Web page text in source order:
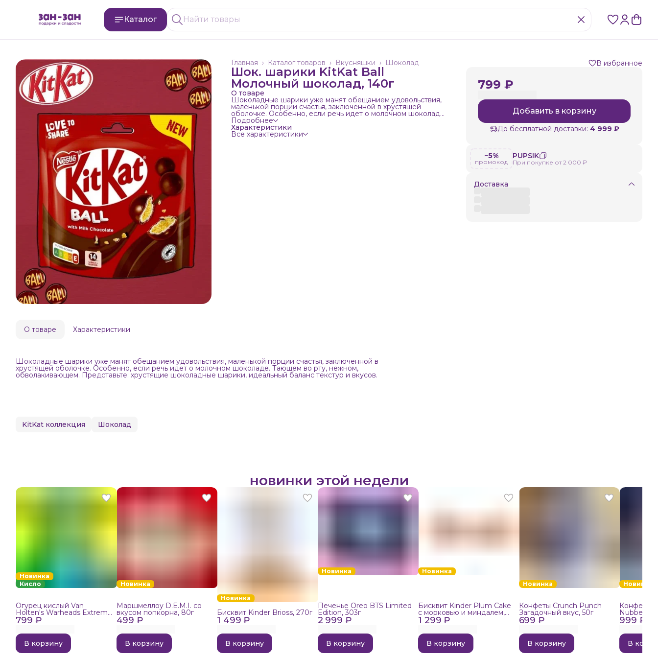
Каталог
Шоколад
Вкусняшки ›
Каталог товаров ›
Главная ›
Шок. шарики KitKat Ball
Молочный шоколад, 140г
О товаре
Шоколадные шарики уже манят обещанием удовольствия,
маленькой порции счастья, заключенной в хрустящей
оболочке. Особенно, если речь идет о молочном шоколаде.
Тающем во рту, нежном, обволакивающем. Представьте:
хрустящие шоколадные шарики, идеальный баланс текстур
и вкусов.
Подробнее
Характеристики
Все характеристики
В избранное
799 ₽
Добавить в корзину
До бесплатной доставки: 4 999 ₽
−5%
промокод
PUPSIK
При покупке от 2 000 ₽
Доставка
О товаре Характеристики
Шоколадные шарики уже манят обещанием удовольствия, маленькой порции счастья, заключенной в
хрустящей оболочке. Особенно, если речь идет о молочном шоколаде. Тающем во рту, нежном,
обволакивающем. Представьте: хрустящие шоколадные шарики, идеальный баланс текстур и вкусов.
KitKat коллекция Шоколад
новинки этой недели
Новинка
Кисло
799 ₽
Огурец кислый Van
Holten's Warheads Extreme
Sour, 140г
В корзину
Новинка
499 ₽
Маршмеллоу D.E.M.I. со
вкусом попкорна, 80г
В корзину
Новинка
1 499 ₽
Бисквит Kinder Brioss, 270г
В корзину
Новинка
2 999 ₽
Печенье Oreo BTS Limited
Edition, 303г
В корзину
Новинка
1 299 ₽
Бисквит Kinder Plum Cake
с морковью и миндалем,
192г
В корзину
Новинка
699 ₽
Конфеты Crunch Punch
Загадочный вкус, 50г
В корзину
Новинка
999 ₽
Конфеты
Nubbee
В